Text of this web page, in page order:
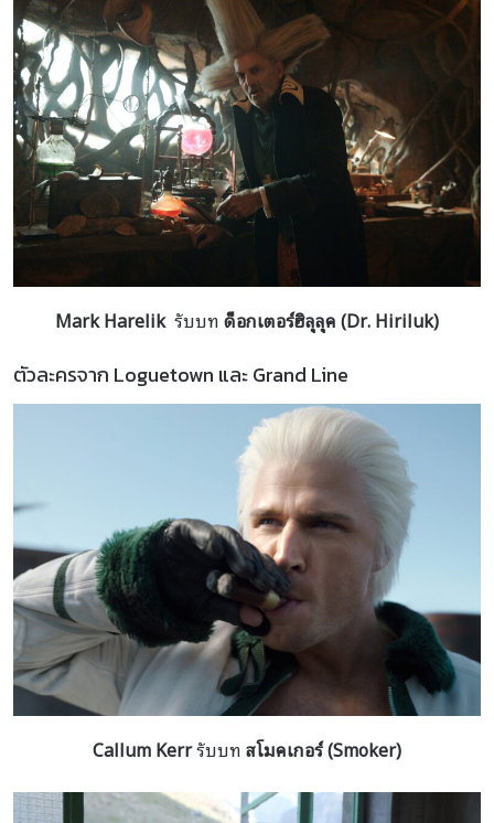
Mark Harelik รับบทด็อกเตอร์ฮิลุลุค (Dr. Hiriluk)
ตัวละครจาก Loguetown และ Grand Line
Callum Kerrรับบทสโมคเกอร์ (Smoker)